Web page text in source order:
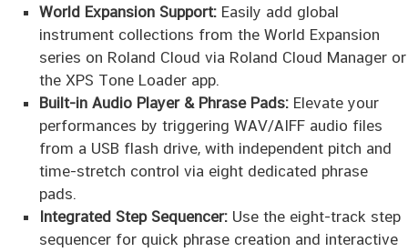
World Expansion Support:Easily add global
instrument collections from the World Expansion
series on Roland Cloud via Roland Cloud Manager or
the XPS Tone Loader app.
Built-in Audio Player & Phrase Pads:Elevate your
performances by triggering WAV/AIFF audio files
from a USB flash drive, with independent pitch and
time-stretch control via eight dedicated phrase
pads.
Integrated Step Sequencer:Use the eight-track step
sequencer for quick phrase creation and interactive